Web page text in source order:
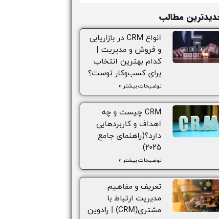
مطالب
انواع CRM در بازاریابی
و فروش و مدیریت |
کدام بهترین انتخاب
برای کسب‌وکار توست؟
توضیحات بیشتر »
CRM چیست و چه
اهداف و کاربردهایی
دارد؟(راهنمای جامع
۲۰۲۵)
توضیحات بیشتر »
تعریف و مفاهیم
مدیریت ارتباط با
مشتری(CRM) | رادوین